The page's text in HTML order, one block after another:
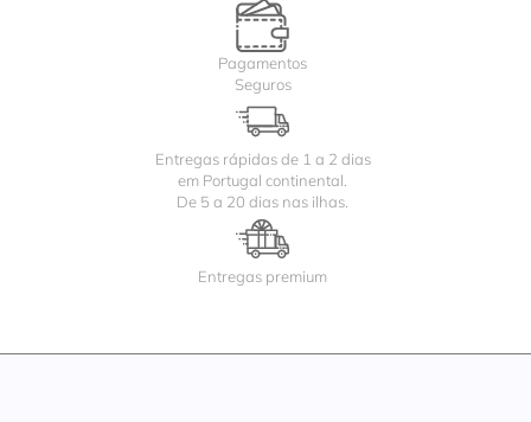
Pagamentos
Seguros
Entregas rápidas de 1 a 2 dias
em Portugal continental.
De 5 a 20 dias nas ilhas.
Entregas premium